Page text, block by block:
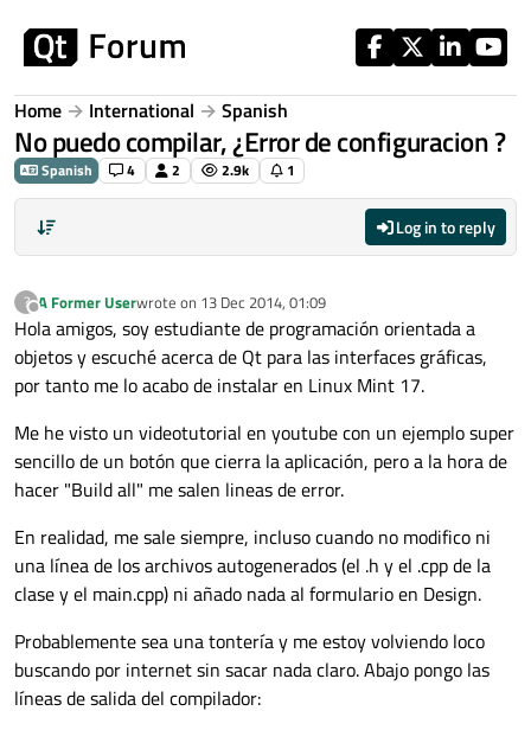
Home International Spanish
No puedo compilar, ¿Error de configuracion ?
Spanish 4 2 2.9k 1
Log in to reply
?
Offline
A Former Userwrote on 13 Dec 2014, 01:09
last edited by
Hola amigos, soy estudiante de programación orientada a
objetos y escuché acerca de Qt para las interfaces gráficas,
por tanto me lo acabo de instalar en Linux Mint 17.
Me he visto un videotutorial en youtube con un ejemplo super
sencillo de un botón que cierra la aplicación, pero a la hora de
hacer "Build all" me salen lineas de error.
En realidad, me sale siempre, incluso cuando no modifico ni
una línea de los archivos autogenerados (el .h y el .cpp de la
clase y el main.cpp) ni añado nada al formulario en Design.
Probablemente sea una tontería y me estoy volviendo loco
buscando por internet sin sacar nada claro. Abajo pongo las
líneas de salida del compilador: